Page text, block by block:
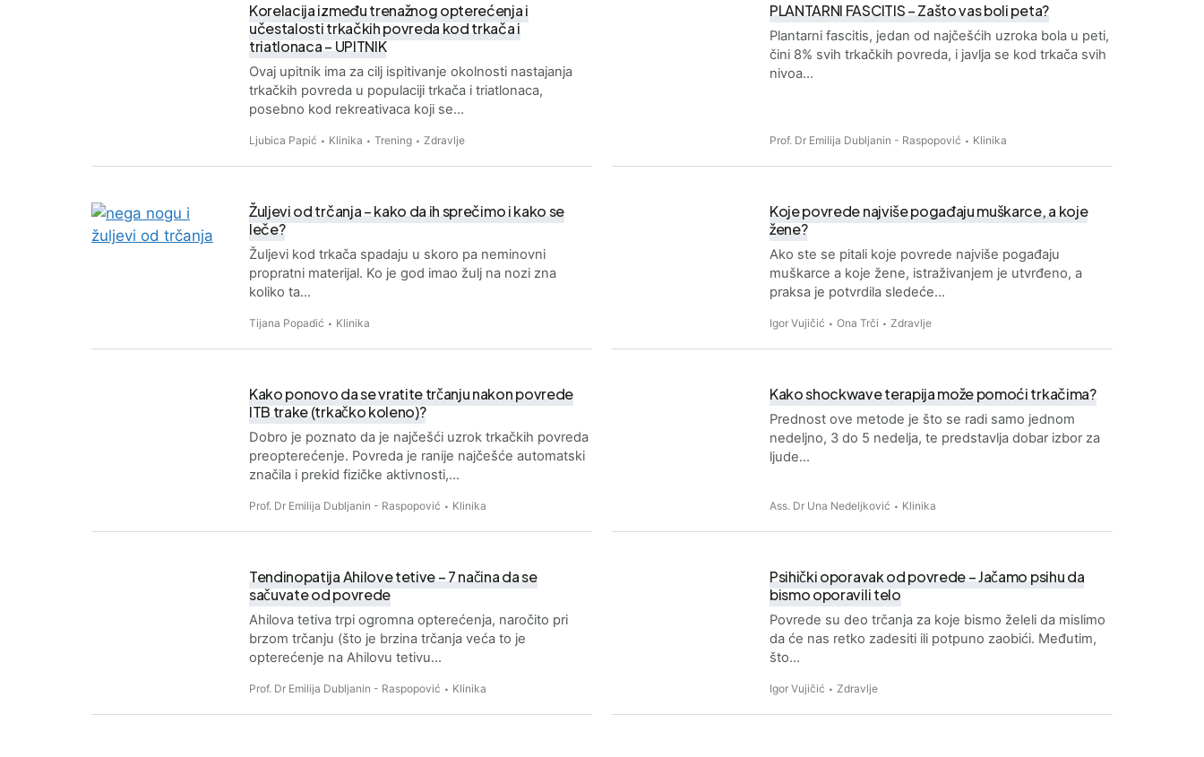
Korelacija između trenažnog opterećenja i
učestalosti trkačkih povreda kod trkača i
triatlonaca – UPITNIK
Ovaj upitnik ima za cilj ispitivanje okolnosti nastajanja
trkačkih povreda u populaciji trkača i triatlonaca,
posebno kod rekreativaca koji se…
Ljubica Papić Klinika Trening Zdravlje
PLANTARNI FASCITIS – Zašto vas boli peta?
Plantarni fascitis, jedan od najčešćih uzroka bola u peti,
čini 8% svih trkačkih povreda, i javlja se kod trkača svih
nivoa…
Prof. Dr Emilija Dubljanin - Raspopović Klinika
Žuljevi od trčanja – kako da ih sprečimo i kako se
leče?
Žuljevi kod trkača spadaju u skoro pa neminovni
propratni materijal. Ko je god imao žulj na nozi zna
koliko ta…
Tijana Popadić Klinika
Koje povrede najviše pogađaju muškarce, a koje
žene?
Ako ste se pitali koje povrede najviše pogađaju
muškarce a koje žene, istraživanjem je utvrđeno, a
praksa je potvrdila sledeće…
Igor Vujičić Ona Trči Zdravlje
Kako ponovo da se vratite trčanju nakon povrede
ITB trake (trkačko koleno)?
Dobro je poznato da je najčešći uzrok trkačkih povreda
preopterećenje. Povreda je ranije najčešće automatski
značila i prekid fizičke aktivnosti,…
Prof. Dr Emilija Dubljanin - Raspopović Klinika
Kako shockwave terapija može pomoći trkačima?
Prednost ove metode je što se radi samo jednom
nedeljno, 3 do 5 nedelja, te predstavlja dobar izbor za
ljude…
Ass. Dr Una Nedeljković Klinika
Tendinopatija Ahilove tetive – 7 načina da se
sačuvate od povrede
Ahilova tetiva trpi ogromna opterećenja, naročito pri
brzom trčanju (što je brzina trčanja veća to je
opterećenje na Ahilovu tetivu…
Prof. Dr Emilija Dubljanin - Raspopović Klinika
Psihički oporavak od povrede – Jačamo psihu da
bismo oporavili telo
Povrede su deo trčanja za koje bismo želeli da mislimo
da će nas retko zadesiti ili potpuno zaobići. Međutim,
što…
Igor Vujičić Zdravlje